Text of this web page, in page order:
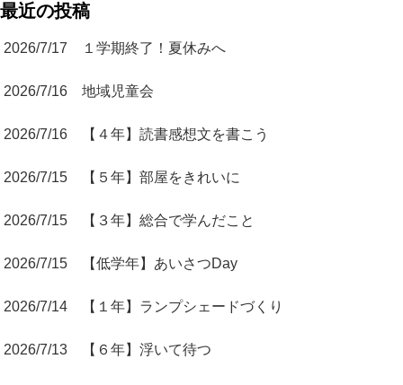
最近の投稿
2026/7/17 １学期終了！夏休みへ
2026/7/16 地域児童会
2026/7/16 【４年】読書感想文を書こう
2026/7/15 【５年】部屋をきれいに
2026/7/15 【３年】総合で学んだこと
2026/7/15 【低学年】あいさつDay
2026/7/14 【１年】ランプシェードづくり
2026/7/13 【６年】浮いて待つ